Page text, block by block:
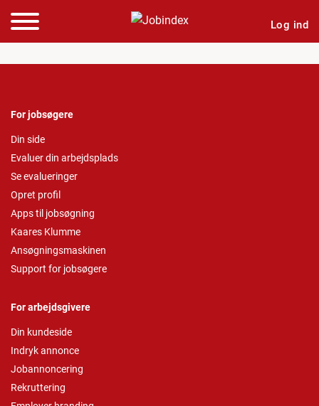
Log ind
For jobsøgere
Din side
Evaluer din arbejdsplads
Se evalueringer
Opret profil
Apps til jobsøgning
Kaares Klumme
Ansøgningsmaskinen
Support for jobsøgere
For arbejdsgivere
Din kundeside
Indryk annonce
Jobannoncering
Rekruttering